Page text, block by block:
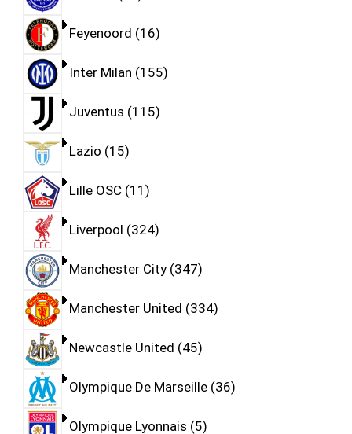
Feyenoord 16
Inter Milan 155
Juventus 115
Lazio 15
Lille OSC 11
Liverpool 324
Manchester City 347
Manchester United 334
Newcastle United 45
Olympique De Marseille 36
Olympique Lyonnais 5